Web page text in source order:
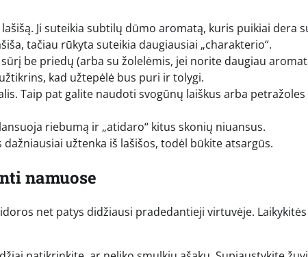
Ji suteikia subtilų dūmo aromatą, kuris puikiai dera
tačiau rūkyta suteikia daugiausiai „charakterio“.
be priedų (arba su žolelėmis, jei norite daugiau
kad užtepėlė bus puri ir tolygi.
Taip pat galite naudoti svogūnų laiškus arba petražoles
riebumą ir „atidaro“ kitus skonių niuansus.
užtenka iš lašišos, todėl būkite atsargūs.
namuose
net patys didžiausi pradedantieji virtuvėje.